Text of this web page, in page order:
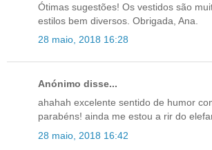
Ótimas sugestões! Os vestidos são
estilos bem diversos. Obrigada, Ana.
28 maio, 2018 16:28
Anónimo disse...
ahahah excelente sentido de humor
parabéns! ainda me estou a rir do
28 maio, 2018 16:42